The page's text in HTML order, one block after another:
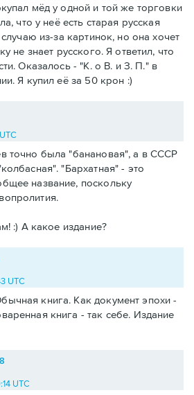
мёд у одной и той же торговки
что у неё есть старая русская
из-за картинок, но она хочет
не знает русского. Я ответил, что
Оказалось - "К. о В. и З. П." в
Я купил её за 50 крон :)
точно была "банановая", а в СССР
"Бархатная" - это
название, поскольку
:) А какое издание?
UTC
книга. Как документ эпохи -
книга - так себе. Издание
UTC